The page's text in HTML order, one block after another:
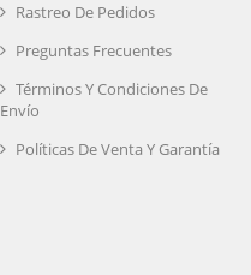
Rastreo De Pedidos
Preguntas Frecuentes
Términos Y Condiciones De
Envío
Políticas De Venta Y Garantía